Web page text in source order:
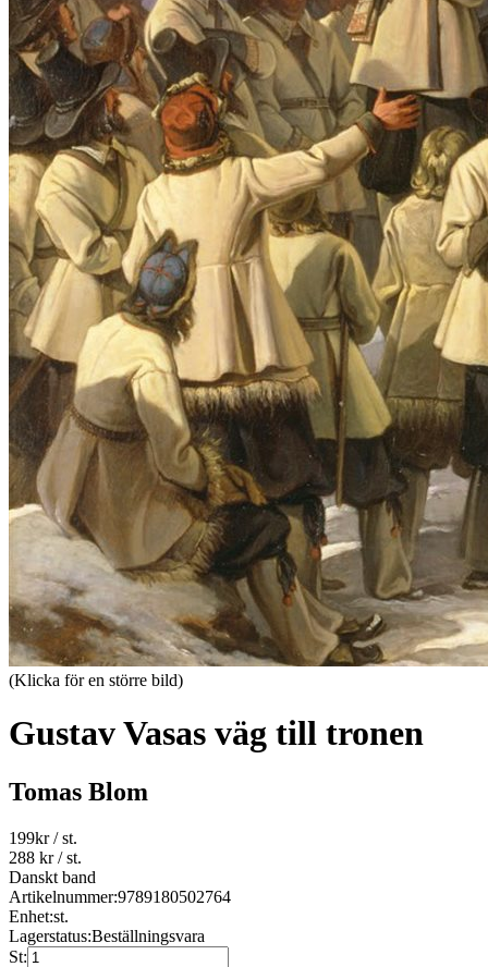
(Klicka för en större bild)
Gustav Vasas väg till tronen
Tomas Blom
199kr/ st.
288 kr/ st.
Danskt band
Artikelnummer:9789180502764
Enhet:st.
Lagerstatus:Beställningsvara
St: